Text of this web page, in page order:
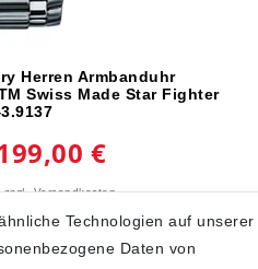
Herren Armbanduhr
Swiss Made Star Fighter
€
zzgl.Versandkosten
Technologien auf unserer
Daten von